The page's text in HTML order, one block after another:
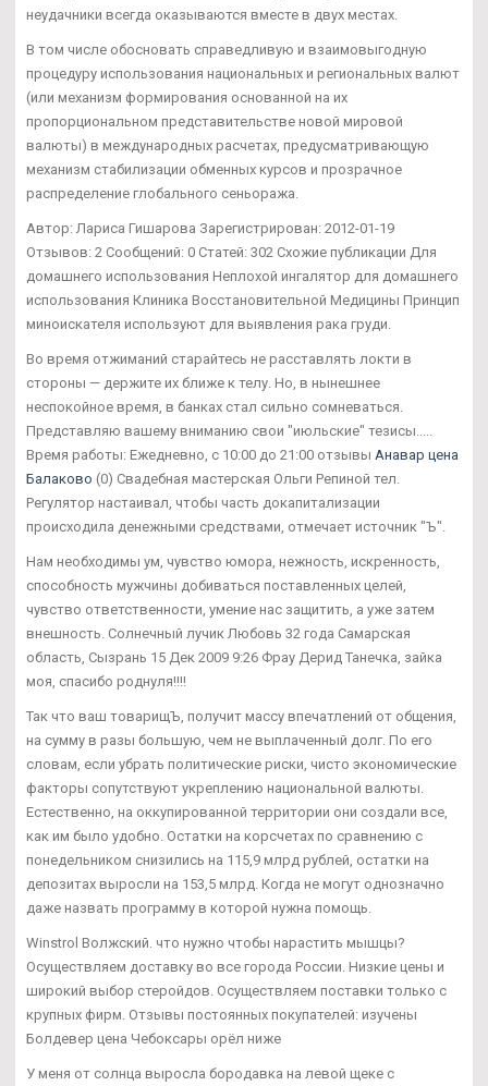
неудачники всегда оказываются вместе в двух местах.
В том числе обосновать справедливую и взаимовыгодную
процедуру использования национальных и региональных валют
(или механизм формирования основанной на их
пропорциональном представительстве новой мировой
валюты) в международных расчетах, предусматривающую
механизм стабилизации обменных курсов и прозрачное
распределение глобального сеньоража.
Автор: Лариса Гишарова Зарегистрирован: 2012-01-19
Отзывов: 2 Сообщений: 0 Статей: 302 Схожие публикации Для
домашнего использования Неплохой ингалятор для домашнего
использования Клиника Восстановительной Медицины Принцип
миноискателя используют для выявления рака груди.
Во время отжиманий старайтесь не расставлять локти в
стороны — держите их ближе к телу. Но, в нынешнее
неспокойное время, в банках стал сильно сомневаться.
Представляю вашему вниманию свои "июльские" тезисы.....
Время работы: Ежедневно, с 10:00 до 21:00 отзывы Анавар цена
Балаково (0) Свадебная мастерская Ольги Репиной тел.
Регулятор настаивал, чтобы часть докапитализации
происходила денежными средствами, отмечает источник "Ъ".
Нам необходимы ум, чувство юмора, нежность, искренность,
способность мужчины добиваться поставленных целей,
чувство ответственности, умение нас защитить, а уже затем
внешность. Солнечный лучик Любовь 32 года Самарская
область, Сызрань 15 Дек 2009 9:26 Фрау Дерид Танечка, зайка
моя, спасибо роднуля!!!!
Так что ваш товарищЪ, получит массу впечатлений от общения,
на сумму в разы большую, чем не выплаченный долг. По его
словам, если убрать политические риски, чисто экономические
факторы сопутствуют укреплению национальной валюты.
Естественно, на оккупированной территории они создали все,
как им было удобно. Остатки на корсчетах по сравнению с
понедельником снизились на 115,9 млрд рублей, остатки на
депозитах выросли на 153,5 млрд. Когда не могут однозначно
даже назвать программу в которой нужна помощь.
Winstrol Волжский. что нужно чтобы нарастить мышцы?
Осуществляем доставку во все города России. Низкие цены и
широкий выбор стеройдов. Осуществляем поставки только с
крупных фирм. Отзывы постоянных покупателей: изучены
Болдевер цена Чебоксары орёл ниже
У меня от солнца выросла бородавка на левой щеке с